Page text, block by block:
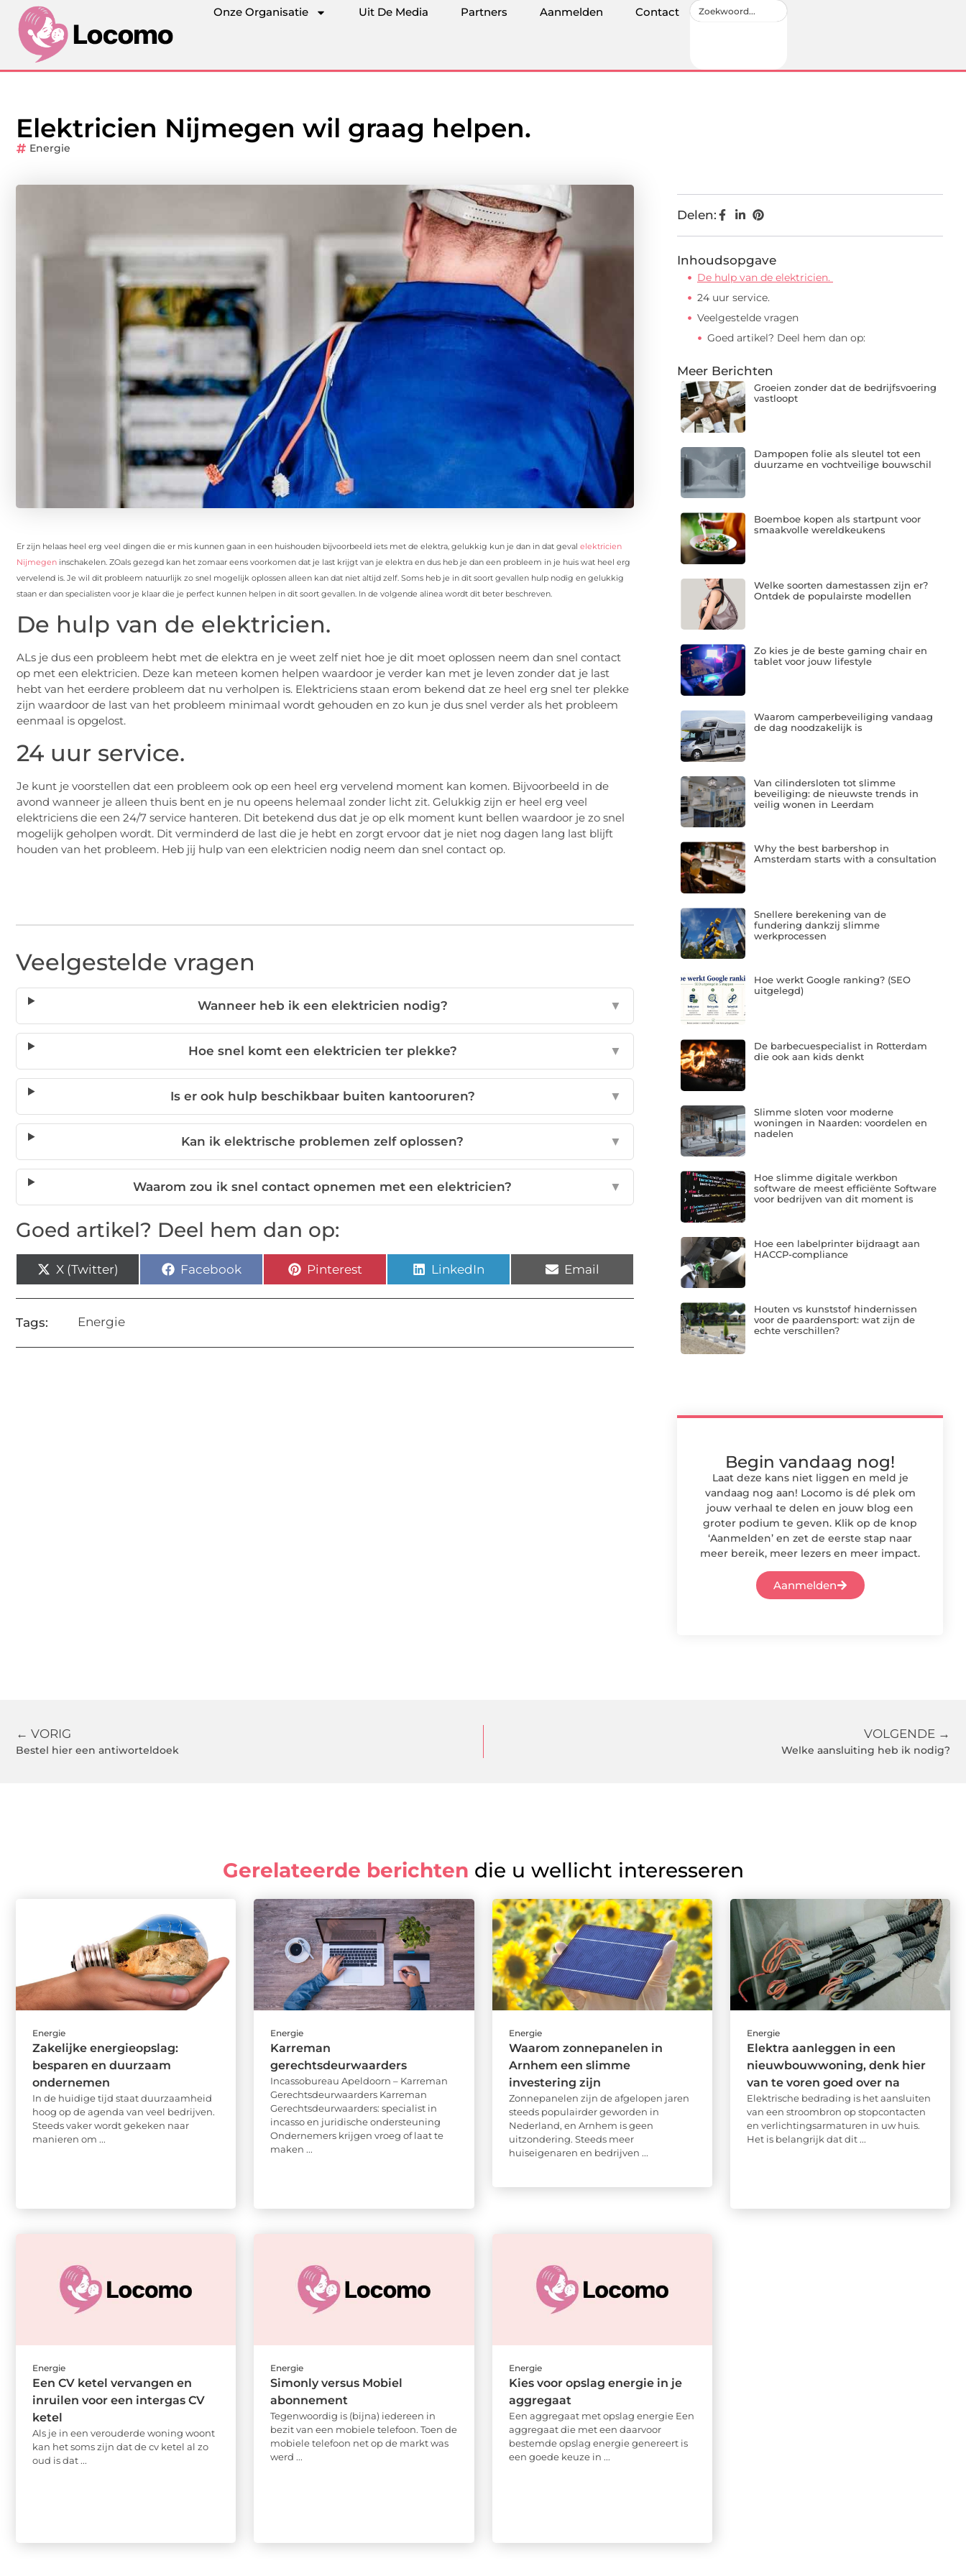
Onze Organisatie Uit De Media Partners Aanmelden Contact
Elektricien Nijmegen wil graag helpen.
Energie
Er zijn helaas heel erg veel dingen die er mis kunnen gaan in een huishouden bijvoorbeeld iets met de elektra, gelukkig kun je dan in dat geval elektricien
Nijmegen inschakelen. ZOals gezegd kan het zomaar eens voorkomen dat je last krijgt van je elektra en dus heb je dan een probleem in je huis wat heel erg
vervelend is. Je wil dit probleem natuurlijk zo snel mogelijk oplossen alleen kan dat niet altijd zelf. Soms heb je in dit soort gevallen hulp nodig en gelukkig
staan er dan specialisten voor je klaar die je perfect kunnen helpen in dit soort gevallen. In de volgende alinea wordt dit beter beschreven.
De hulp van de elektricien.
ALs je dus een probleem hebt met de elektra en je weet zelf niet hoe je dit moet oplossen neem dan snel contact
op met een elektricien. Deze kan meteen komen helpen waardoor je verder kan met je leven zonder dat je last
hebt van het eerdere probleem dat nu verholpen is. Elektriciens staan erom bekend dat ze heel erg snel ter plekke
zijn waardoor de last van het probleem minimaal wordt gehouden en zo kun je dus snel verder als het probleem
eenmaal is opgelost.
24 uur service.
Je kunt je voorstellen dat een probleem ook op een heel erg vervelend moment kan komen. Bijvoorbeeld in de
avond wanneer je alleen thuis bent en je nu opeens helemaal zonder licht zit. Gelukkig zijn er heel erg veel
elektriciens die een 24/7 service hanteren. Dit betekend dus dat je op elk moment kunt bellen waardoor je zo snel
mogelijk geholpen wordt. Dit verminderd de last die je hebt en zorgt ervoor dat je niet nog dagen lang last blijft
houden van het probleem. Heb jij hulp van een elektricien nodig neem dan snel contact op.
Veelgestelde vragen
Wanneer heb ik een elektricien nodig? ▼
Hoe snel komt een elektricien ter plekke? ▼
Is er ook hulp beschikbaar buiten kantooruren? ▼
Kan ik elektrische problemen zelf oplossen? ▼
Waarom zou ik snel contact opnemen met een elektricien? ▼
Goed artikel? Deel hem dan op:
X (Twitter) Facebook Pinterest LinkedIn Email
Tags: Energie
Delen:
Inhoudsopgave
De hulp van de elektricien.
24 uur service.
Veelgestelde vragen
Goed artikel? Deel hem dan op:
Meer Berichten
Groeien zonder dat de bedrijfsvoering
vastloopt
Dampopen folie als sleutel tot een
duurzame en vochtveilige bouwschil
Boemboe kopen als startpunt voor
smaakvolle wereldkeukens
Welke soorten damestassen zijn er?
Ontdek de populairste modellen
Zo kies je de beste gaming chair en
tablet voor jouw lifestyle
Waarom camperbeveiliging vandaag
de dag noodzakelijk is
Van cilindersloten tot slimme
beveiliging: de nieuwste trends in
veilig wonen in Leerdam
Why the best barbershop in
Amsterdam starts with a consultation
Snellere berekening van de
fundering dankzij slimme
werkprocessen
Hoe werkt Google ranking? (SEO
uitgelegd)
De barbecuespecialist in Rotterdam
die ook aan kids denkt
Slimme sloten voor moderne
woningen in Naarden: voordelen en
nadelen
Hoe slimme digitale werkbon
software de meest efficiënte Software
voor bedrijven van dit moment is
Hoe een labelprinter bijdraagt aan
HACCP-compliance
Houten vs kunststof hindernissen
voor de paardensport: wat zijn de
echte verschillen?
Begin vandaag nog!
Laat deze kans niet liggen en meld je
vandaag nog aan! Locomo is dé plek om
jouw verhaal te delen en jouw blog een
groter podium te geven. Klik op de knop
‘Aanmelden’ en zet de eerste stap naar
meer bereik, meer lezers en meer impact.
Aanmelden
← VORIG
Bestel hier een antiworteldoek
VOLGENDE →
Welke aansluiting heb ik nodig?
Gerelateerde berichten die u wellicht interesseren
Energie
Zakelijke energieopslag:
besparen en duurzaam
ondernemen
In de huidige tijd staat duurzaamheid
hoog op de agenda van veel bedrijven.
Steeds vaker wordt gekeken naar
manieren om ...
Energie
Karreman
gerechtsdeurwaarders
Incassobureau Apeldoorn – Karreman
Gerechtsdeurwaarders Karreman
Gerechtsdeurwaarders: specialist in
incasso en juridische ondersteuning
Ondernemers krijgen vroeg of laat te
maken ...
Energie
Waarom zonnepanelen in
Arnhem een slimme
investering zijn
Zonnepanelen zijn de afgelopen jaren
steeds populairder geworden in
Nederland, en Arnhem is geen
uitzondering. Steeds meer
huiseigenaren en bedrijven ...
Energie
Elektra aanleggen in een
nieuwbouwwoning, denk hier
van te voren goed over na
Elektrische bedrading is het aansluiten
van een stroombron op stopcontacten
en verlichtingsarmaturen in uw huis.
Het is belangrijk dat dit ...
Energie
Een CV ketel vervangen en
inruilen voor een intergas CV
ketel
Als je in een verouderde woning woont
kan het soms zijn dat de cv ketel al zo
oud is dat ...
Energie
Simonly versus Mobiel
abonnement
Tegenwoordig is (bijna) iedereen in
bezit van een mobiele telefoon. Toen de
mobiele telefoon net op de markt was
werd ...
Energie
Kies voor opslag energie in je
aggregaat
Een aggregaat met opslag energie Een
aggregaat die met een daarvoor
bestemde opslag energie genereert is
een goede keuze in ...